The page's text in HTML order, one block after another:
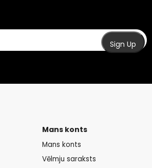
Mans konts
Mans konts
Vēlmju saraksts